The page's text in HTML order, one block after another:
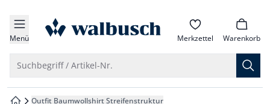
springen
springen
springen
Menü zur Startseite Merkzettel Warenkorb
Suchbegriff / Artikel-Nr.
Outfit Baumwollshirt Streifenstruktur